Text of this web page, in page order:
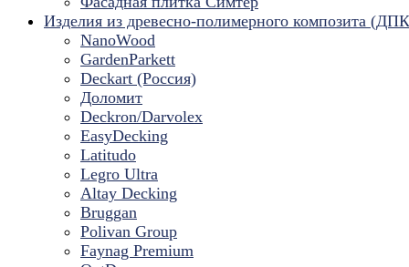
Изделия из древесно-полимерного композита
NanoWood
GardenParkett
Deckart (Россия)
Доломит
Deckron/Darvolex
EasyDecking
Latitudo
Legro Ultra
Altay Decking
Bruggan
Polivan Group
Faynag Premium